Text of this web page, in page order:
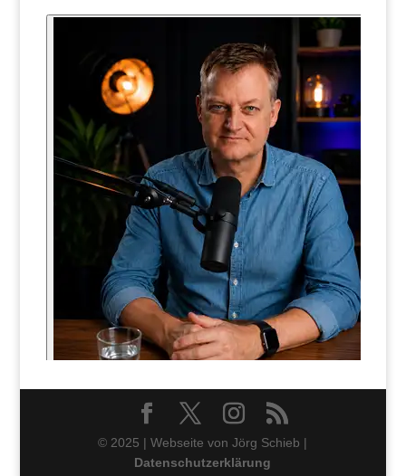
© 2025 | Webseite von Jörg Schieb |
Datenschutzerklärung